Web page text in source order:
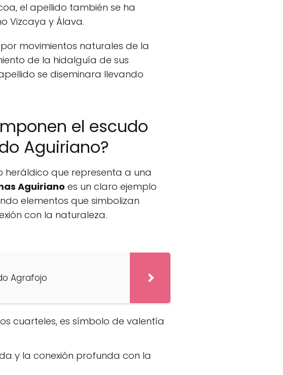
el apellido también se ha
Vizcaya y Álava.
movimientos naturales de la
de la hidalguía de sus
se diseminara llevando
el escudo
Aguiriano?
heráldico que representa a una
Aguiriano es un claro ejemplo
elementos que simbolizan
con la naturaleza.
Agrafojo
cuarteles, es símbolo de valentía
y la conexión profunda con la